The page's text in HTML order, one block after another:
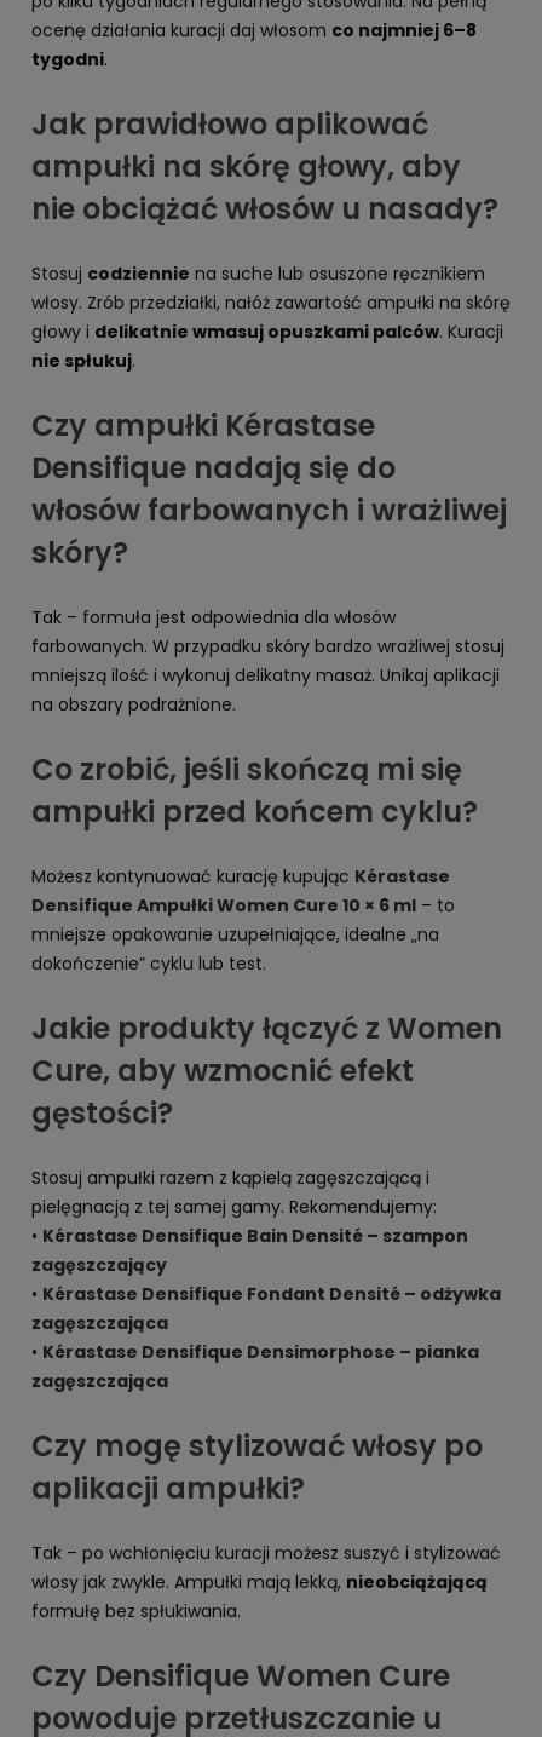
ocenę działania kuracji daj włosom co najmniej 6–8
tygodni.
Jak prawidłowo aplikować
ampułki na skórę głowy, aby
nie obciążać włosów u nasady?
Stosuj codziennie na suche lub osuszone ręcznikiem
włosy. Zrób przedziałki, nałóż zawartość ampułki na skórę
głowy i delikatnie wmasuj opuszkami palców. Kuracji
nie spłukuj.
Czy ampułki Kérastase
Densifique nadają się do
włosów farbowanych i wrażliwej
skóry?
Tak – formuła jest odpowiednia dla włosów
farbowanych. W przypadku skóry bardzo wrażliwej stosuj
mniejszą ilość i wykonuj delikatny masaż. Unikaj aplikacji
na obszary podrażnione.
Co zrobić, jeśli skończą mi się
ampułki przed końcem cyklu?
Możesz kontynuować kurację kupując Kérastase
Densifique Ampułki Women Cure 10 × 6 ml – to
mniejsze opakowanie uzupełniające, idealne „na
dokończenie” cyklu lub test.
Jakie produkty łączyć z Women
Cure, aby wzmocnić efekt
gęstości?
Stosuj ampułki razem z kąpielą zagęszczającą i
pielęgnacją z tej samej gamy. Rekomendujemy:
• Kérastase Densifique Bain Densité – szampon
zagęszczający
• Kérastase Densifique Fondant Densité – odżywka
zagęszczająca
• Kérastase Densifique Densimorphose – pianka
zagęszczająca
Czy mogę stylizować włosy po
aplikacji ampułki?
Tak – po wchłonięciu kuracji możesz suszyć i stylizować
włosy jak zwykle. Ampułki mają lekką, nieobciążającą
formułę bez spłukiwania.
Czy Densifique Women Cure
powoduje przetłuszczanie u